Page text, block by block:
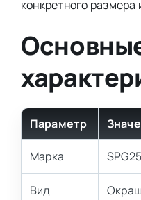
конкретного
Параметр
Марка
Вид